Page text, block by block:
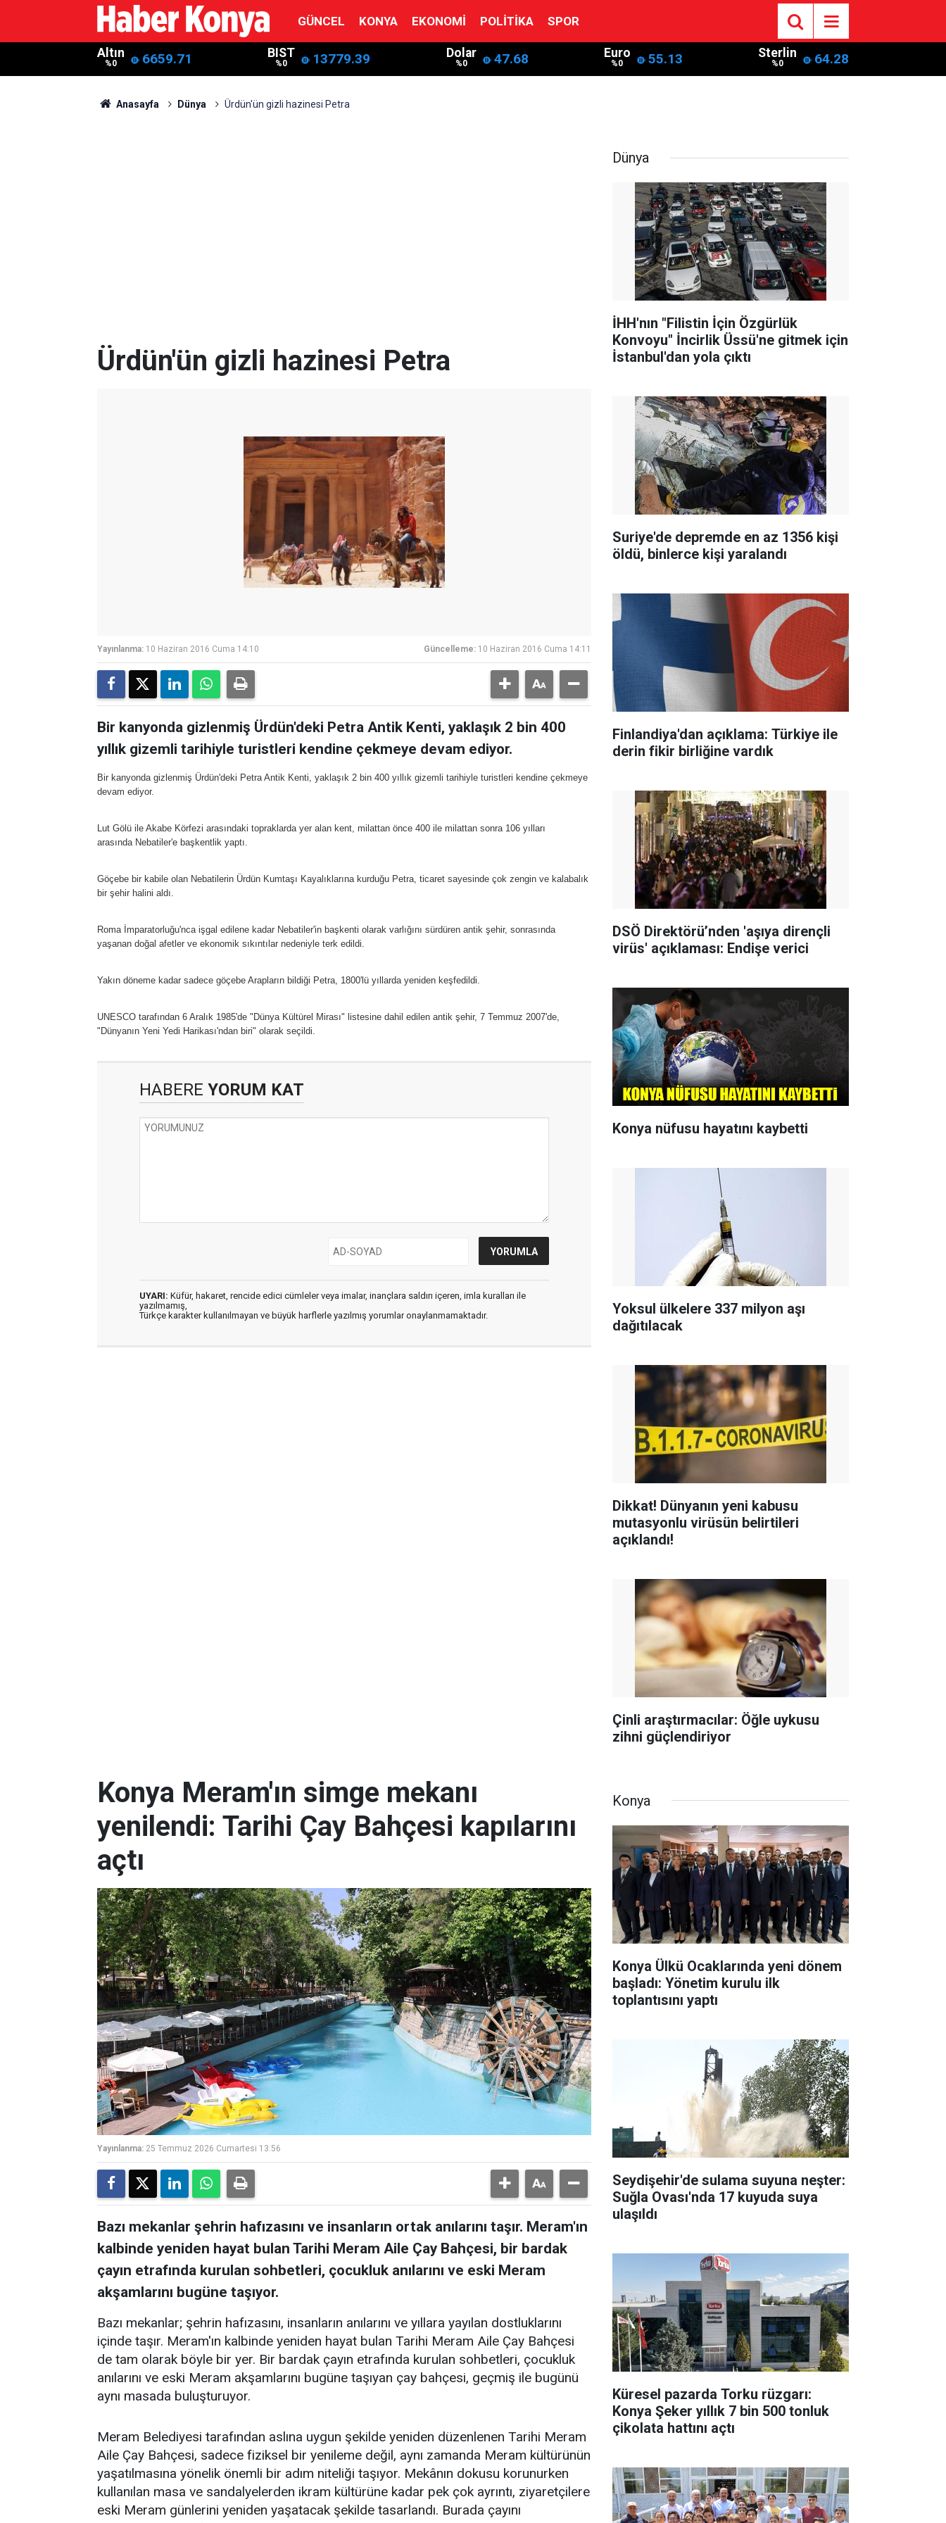
GÜNCEL KONYA EKONOMI POLITIKA SPOR
Altın
%0 6659.71 BIST
%0 13779.39 Dolar
%0 47.68 Euro
%0 55.13 Sterlin
%0 64.28
Anasayfa Dünya Ürdün'ün gizli hazinesi Petra
Ürdün'ün gizli hazinesi Petra
Yayınlanma: 10 Haziran 2016 Cuma 14:10 Güncelleme: 10 Haziran 2016 Cuma 14:11
Bir kanyonda gizlenmiş Ürdün'deki Petra Antik Kenti, yaklaşık 2 bin 400
yıllık gizemli tarihiyle turistleri kendine çekmeye devam ediyor.
Bir kanyonda gizlenmiş Ürdün'deki Petra Antik Kenti, yaklaşık 2 bin 400 yıllık gizemli tarihiyle turistleri kendine çekmeye
devam ediyor.
Lut Gölü ile Akabe Körfezi arasındaki topraklarda yer alan kent, milattan önce 400 ile milattan sonra 106 yılları
arasında Nebatiler'e başkentlik yaptı.
Göçebe bir kabile olan Nebatilerin Ürdün Kumtaşı Kayalıklarına kurduğu Petra, ticaret sayesinde çok zengin ve kalabalık
bir şehir halini aldı.
Roma İmparatorluğu'nca işgal edilene kadar Nebatiler'in başkenti olarak varlığını sürdüren antik şehir, sonrasında
yaşanan doğal afetler ve ekonomik sıkıntılar nedeniyle terk edildi.
Yakın döneme kadar sadece göçebe Arapların bildiği Petra, 1800'lü yıllarda yeniden keşfedildi.
UNESCO tarafından 6 Aralık 1985'de "Dünya Kültürel Mirası" listesine dahil edilen antik şehir, 7 Temmuz 2007'de,
"Dünyanın Yeni Yedi Harikası'ndan biri" olarak seçildi.
HABERE YORUM KAT
UYARI: Küfür, hakaret, rencide edici cümleler veya imalar, inançlara saldırı içeren, imla kuralları ile
yazılmamış,
Türkçe karakter kullanılmayan ve büyük harflerle yazılmış yorumlar onaylanmamaktadır.
Dünya
İHH'nın "Filistin İçin Özgürlük
Konvoyu" İncirlik Üssü'ne gitmek için
İstanbul'dan yola çıktı
Suriye'de depremde en az 1356 kişi
öldü, binlerce kişi yaralandı
Finlandiya'dan açıklama: Türkiye ile
derin fikir birliğine vardık
DSÖ Direktörü’nden 'aşıya dirençli
virüs' açıklaması: Endişe verici
Konya nüfusu hayatını kaybetti
Yoksul ülkelere 337 milyon aşı
dağıtılacak
Dikkat! Dünyanın yeni kabusu
mutasyonlu virüsün belirtileri
açıklandı!
Çinli araştırmacılar: Öğle uykusu
zihni güçlendiriyor
Konya Meram'ın simge mekanı
yenilendi: Tarihi Çay Bahçesi kapılarını
açtı
Yayınlanma: 25 Temmuz 2026 Cumartesi 13:56
Bazı mekanlar şehrin hafızasını ve insanların ortak anılarını taşır. Meram'ın
kalbinde yeniden hayat bulan Tarihi Meram Aile Çay Bahçesi, bir bardak
çayın etrafında kurulan sohbetleri, çocukluk anılarını ve eski Meram
akşamlarını bugüne taşıyor.
Bazı mekanlar; şehrin hafızasını, insanların anılarını ve yıllara yayılan dostluklarını
içinde taşır. Meram'ın kalbinde yeniden hayat bulan Tarihi Meram Aile Çay Bahçesi
de tam olarak böyle bir yer. Bir bardak çayın etrafında kurulan sohbetleri, çocukluk
anılarını ve eski Meram akşamlarını bugüne taşıyan çay bahçesi, geçmiş ile bugünü
aynı masada buluşturuyor.
Meram Belediyesi tarafından aslına uygun şekilde yeniden düzenlenen Tarihi Meram
Aile Çay Bahçesi, sadece fiziksel bir yenileme değil, aynı zamanda Meram kültürünün
yaşatılmasına yönelik önemli bir adım niteliği taşıyor. Mekânın dokusu korunurken
kullanılan masa ve sandalyelerden ikram kültürüne kadar pek çok ayrıntı, ziyaretçilere
eski Meram günlerini yeniden yaşatacak şekilde tasarlandı. Burada çayını
Konya
Konya Ülkü Ocaklarında yeni dönem
başladı: Yönetim kurulu ilk
toplantısını yaptı
Seydişehir'de sulama suyuna neşter:
Suğla Ovası'nda 17 kuyuda suya
ulaşıldı
Küresel pazarda Torku rüzgarı:
Konya Şeker yıllık 7 bin 500 tonluk
çikolata hattını açtı